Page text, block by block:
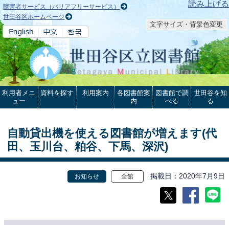
本文へ 読み上げる
障害者サービス（バリアフリーサービス）
世田谷区ホームページ
文字サイズ・背景色変更
利用者メニ
ュー
資料を探す 利用案内
各図書館案
内
図書館で調
べる
世田谷を知
る
自動貸出機を使える図書館が増えます(代
田、玉川台、粕谷、下馬、深沢)
お知らせ 全館 掲載日 2020年7月9日